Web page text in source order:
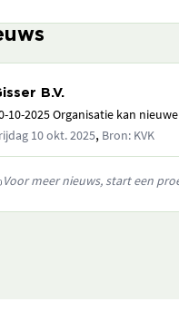
B.V.
10-2025 Organisatie kan
10 okt. 2025, Bron: KVK
Voor meer nieuws, start een